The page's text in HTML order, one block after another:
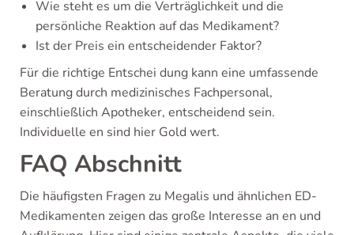
Wie steht es um die Verträglichkeit und die
persönliche Reaktion auf das Medikament?
Ist der Preis ein entscheidender Faktor?
Für die richtige Entschei dung kann eine umfassende
Beratung durch medizinisches Fachpersonal,
einschließlich Apotheker, entscheidend sein.
Individuelle en sind hier Gold wert.
FAQ Abschnitt
Die häufigsten Fragen zu Megalis und ähnlichen ED-
Medikamenten zeigen das große Interesse an en und